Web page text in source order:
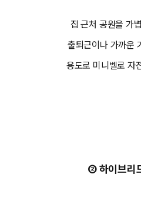
집 근처 공원을 가
출퇴근이나 가까운
용도로 미니벨로 자
② 하이브리